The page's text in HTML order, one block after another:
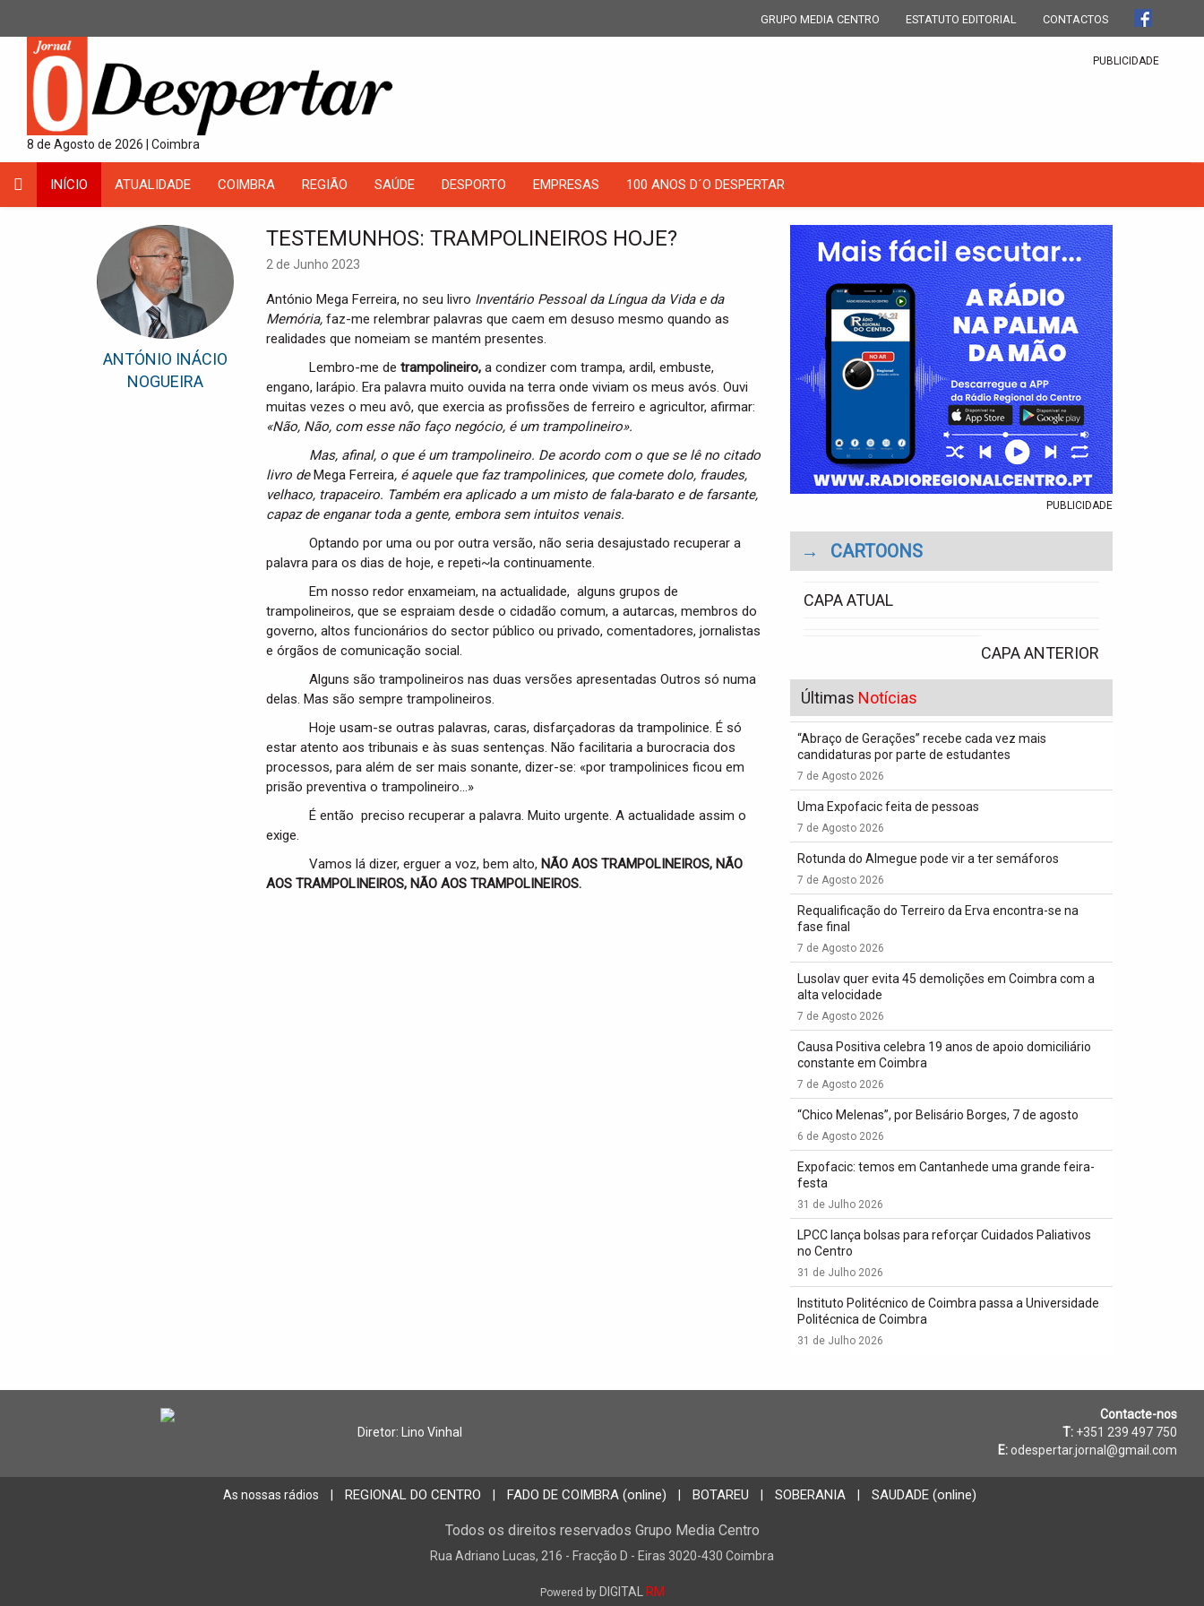
GRUPO MEDIA CENTRO ESTATUTO EDITORIAL CONTACTOS
8 de Agosto de 2026 | Coimbra
PUBLICIDADE
INÍCIO ATUALIDADE COIMBRA REGIÃO SAÚDE DESPORTO EMPRESAS 100 ANOS D´O DESPERTAR
ANTÓNIO INÁCIO
NOGUEIRA
TESTEMUNHOS: TRAMPOLINEIROS HOJE?
2 de Junho 2023
António Mega Ferreira, no seu livro Inventário Pessoal da Língua da Vida e da
Memória, faz-me relembrar palavras que caem em desuso mesmo quando as
realidades que nomeiam se mantém presentes.
Lembro-me de trampolineiro, a condizer com trampa, ardil, embuste,
engano, larápio. Era palavra muito ouvida na terra onde viviam os meus avós. Ouvi
muitas vezes o meu avô, que exercia as profissões de ferreiro e agricultor, afirmar:
«Não, Não, com esse não faço negócio, é um trampolineiro».
Mas, afinal, o que é um trampolineiro. De acordo com o que se lê no citado
livro deMega Ferreira, é aquele que faz trampolinices, que comete dolo, fraudes,
velhaco, trapaceiro. Também era aplicado a um misto de fala-barato e de farsante,
capaz de enganar toda a gente, embora sem intuitos venais.
Optando por uma ou por outra versão, não seria desajustado recuperar a
palavra para os dias de hoje, e repeti~la continuamente.
Em nosso redor enxameiam, na actualidade, alguns grupos de
trampolineiros, que se espraiam desde o cidadão comum, a autarcas, membros do
governo, altos funcionários do sector público ou privado, comentadores, jornalistas
e órgãos de comunicação social.
Alguns são trampolineiros nas duas versões apresentadas Outros só numa
delas. Mas são sempre trampolineiros.
Hoje usam-se outras palavras, caras, disfarçadoras da trampolinice. É só
estar atento aos tribunais e às suas sentenças. Não facilitaria a burocracia dos
processos, para além de ser mais sonante, dizer-se: «por trampolinices ficou em
prisão preventiva o trampolineiro…»
É então preciso recuperar a palavra. Muito urgente. A actualidade assim o
exige.
Vamos lá dizer, erguer a voz, bem alto, NÃO AOS TRAMPOLINEIROS, NÃO
AOS TRAMPOLINEIROS, NÃO AOS TRAMPOLINEIROS.
PUBLICIDADE
→ CARTOONS
CAPA ATUAL
CAPA ANTERIOR
Últimas Notícias
“Abraço de Gerações” recebe cada vez mais
candidaturas por parte de estudantes
7 de Agosto 2026
Uma Expofacic feita de pessoas
7 de Agosto 2026
Rotunda do Almegue pode vir a ter semáforos
7 de Agosto 2026
Requalificação do Terreiro da Erva encontra-se na
fase final
7 de Agosto 2026
Lusolav quer evita 45 demolições em Coimbra com a
alta velocidade
7 de Agosto 2026
Causa Positiva celebra 19 anos de apoio domiciliário
constante em Coimbra
7 de Agosto 2026
“Chico Melenas”, por Belisário Borges, 7 de agosto
6 de Agosto 2026
Expofacic: temos em Cantanhede uma grande feira-
festa
31 de Julho 2026
LPCC lança bolsas para reforçar Cuidados Paliativos
no Centro
31 de Julho 2026
Instituto Politécnico de Coimbra passa a Universidade
Politécnica de Coimbra
31 de Julho 2026
Diretor: Lino Vinhal
Contacte-nos
T: +351 239 497 750
E: odespertar.jornal@gmail.com
As nossas rádios | REGIONAL DO CENTRO | FADO DE COIMBRA (online) | BOTAREU | SOBERANIA | SAUDADE (online)
Todos os direitos reservados Grupo Media Centro
Rua Adriano Lucas, 216 - Fracção D - Eiras 3020-430 Coimbra
Powered byDIGITAL RM